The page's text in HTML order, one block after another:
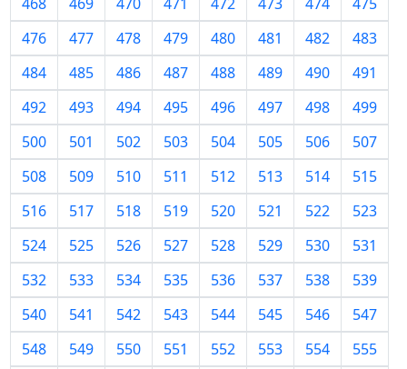
476
477 478 479 480 481 482
483
484
485 486 487 488 489 490
491
492
493 494 495 496 497 498
499
500
501 502 503 504 505 506
507
508
509 510 511 512 513 514
515
516
517 518 519 520 521 522
523
524
525 526 527 528 529 530
531
532
533 534 535 536 537 538
539
540
541 542 543 544 545 546
547
548
549 550 551 552 553 554
555